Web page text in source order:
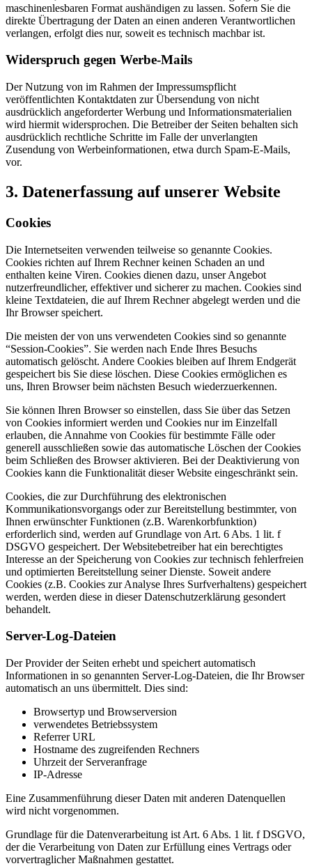
maschinenlesbaren Format aushändigen zu lassen. Sofern Sie die
direkte Übertragung der Daten an einen anderen Verantwortlichen
verlangen, erfolgt dies nur, soweit es technisch machbar ist.
Widerspruch gegen Werbe-Mails
Der Nutzung von im Rahmen der Impressumspflicht
veröffentlichten Kontaktdaten zur Übersendung von nicht
ausdrücklich angeforderter Werbung und Informationsmaterialien
wird hiermit widersprochen. Die Betreiber der Seiten behalten sich
ausdrücklich rechtliche Schritte im Falle der unverlangten
Zusendung von Werbeinformationen, etwa durch Spam-E-Mails,
vor.
3. Datenerfassung auf unserer Website
Cookies
Die Internetseiten verwenden teilweise so genannte Cookies.
Cookies richten auf Ihrem Rechner keinen Schaden an und
enthalten keine Viren. Cookies dienen dazu, unser Angebot
nutzerfreundlicher, effektiver und sicherer zu machen. Cookies sind
kleine Textdateien, die auf Ihrem Rechner abgelegt werden und die
Ihr Browser speichert.
Die meisten der von uns verwendeten Cookies sind so genannte
“Session-Cookies”. Sie werden nach Ende Ihres Besuchs
automatisch gelöscht. Andere Cookies bleiben auf Ihrem Endgerät
gespeichert bis Sie diese löschen. Diese Cookies ermöglichen es
uns, Ihren Browser beim nächsten Besuch wiederzuerkennen.
Sie können Ihren Browser so einstellen, dass Sie über das Setzen
von Cookies informiert werden und Cookies nur im Einzelfall
erlauben, die Annahme von Cookies für bestimmte Fälle oder
generell ausschließen sowie das automatische Löschen der Cookies
beim Schließen des Browser aktivieren. Bei der Deaktivierung von
Cookies kann die Funktionalität dieser Website eingeschränkt sein.
Cookies, die zur Durchführung des elektronischen
Kommunikationsvorgangs oder zur Bereitstellung bestimmter, von
Ihnen erwünschter Funktionen (z.B. Warenkorbfunktion)
erforderlich sind, werden auf Grundlage von Art. 6 Abs. 1 lit. f
DSGVO gespeichert. Der Websitebetreiber hat ein berechtigtes
Interesse an der Speicherung von Cookies zur technisch fehlerfreien
und optimierten Bereitstellung seiner Dienste. Soweit andere
Cookies (z.B. Cookies zur Analyse Ihres Surfverhaltens) gespeichert
werden, werden diese in dieser Datenschutzerklärung gesondert
behandelt.
Server-Log-Dateien
Der Provider der Seiten erhebt und speichert automatisch
Informationen in so genannten Server-Log-Dateien, die Ihr Browser
automatisch an uns übermittelt. Dies sind:
Browsertyp und Browserversion
verwendetes Betriebssystem
Referrer URL
Hostname des zugreifenden Rechners
Uhrzeit der Serveranfrage
IP-Adresse
Eine Zusammenführung dieser Daten mit anderen Datenquellen
wird nicht vorgenommen.
Grundlage für die Datenverarbeitung ist Art. 6 Abs. 1 lit. f DSGVO,
der die Verarbeitung von Daten zur Erfüllung eines Vertrags oder
vorvertraglicher Maßnahmen gestattet.